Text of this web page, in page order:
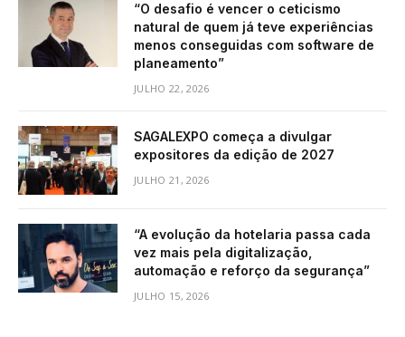
“O desafio é vencer o ceticismo
natural de quem já teve experiências
menos conseguidas com software de
planeamento”
JULHO 22, 2026
SAGALEXPO começa a divulgar
expositores da edição de 2027
JULHO 21, 2026
“A evolução da hotelaria passa cada
vez mais pela digitalização,
automação e reforço da segurança”
JULHO 15, 2026